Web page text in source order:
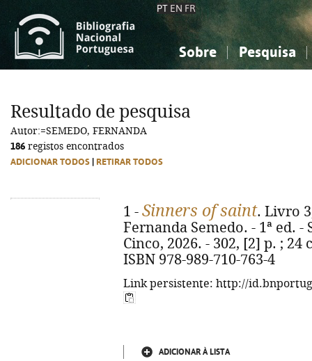
PT EN FR
Sobre Pesquisa
Ciências sociais...
Ciências sociais...
Resultado de pesquisa
Autor:=SEMEDO, FERNANDA
186 registos encontrados
ADICIONAR TODOS RETIRAR TODOS
1 - Sinners of saint. Livro
Fernanda Semedo. - 1ª ed. -
Cinco, 2026. - 302, [2] p. ;
ISBN 978-989-710-763-4
Link persistente: http://
ADICIONAR À LISTA